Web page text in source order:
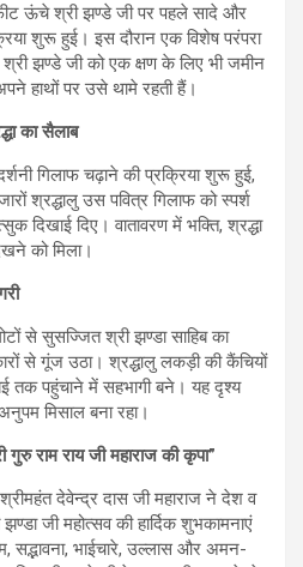
ऊंचे श्री झण्डे जी पर पहले सादे और
शुरू हुई। इस दौरान एक विशेष परंपरा
श्री झण्डे जी को एक क्षण के लिए भी जमीन
हाथों पर उसे थामे रहती हैं।
का सैलाब
गिलाफ चढ़ाने की प्रक्रिया शुरू हुई,
श्रद्धालु उस पवित्र गिलाफ को स्पर्श
दिखाई दिए। वातावरण में भक्ति, श्रद्धा
को मिला।
से सुसज्जित श्री झण्डा साहिब का
से गूंज उठा। श्रद्धालु लकड़ी की कैंचियों
तक पहुंचाने में सहभागी बने। यह दृश्य
मिसाल बना रहा।
गुरु राम राय जी महाराज की कृपा”
देवेन्द्र दास जी महाराज ने देश व
जी महोत्सव की हार्दिक शुभकामनाएं
सद्भावना, भाईचारे, उल्लास और अमन-